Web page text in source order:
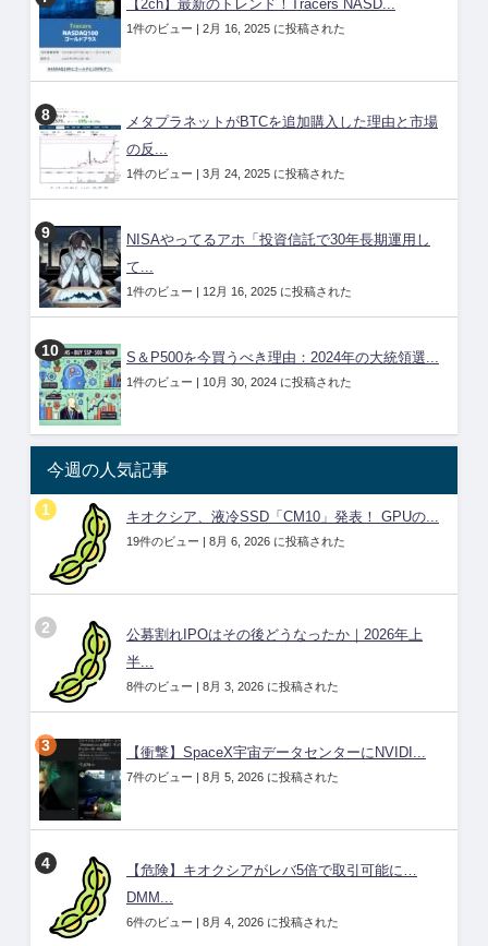
【2ch】最新のトレンド！Tracers NASD...
1件のビュー | 2月 16, 2025 に投稿された
メタプラネットがBTCを追加購入した理由と市場
の反...
1件のビュー | 3月 24, 2025 に投稿された
NISAやってるアホ「投資信託で30年長期運用し
て...
1件のビュー | 12月 16, 2025 に投稿された
S＆P500を今買うべき理由：2024年の大統領選...
1件のビュー | 10月 30, 2024 に投稿された
今週の人気記事
キオクシア、液冷SSD「CM10」発表！ GPUの...
19件のビュー | 8月 6, 2026 に投稿された
公募割れIPOはその後どうなったか｜2026年上
半...
8件のビュー | 8月 3, 2026 に投稿された
【衝撃】SpaceX宇宙データセンターにNVIDI...
7件のビュー | 8月 5, 2026 に投稿された
【危険】キオクシアがレバ5倍で取引可能に…
DMM...
6件のビュー | 8月 4, 2026 に投稿された